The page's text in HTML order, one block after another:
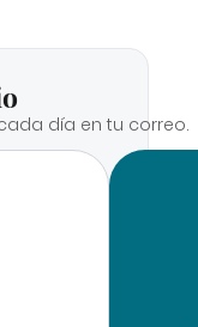
día en tu correo.